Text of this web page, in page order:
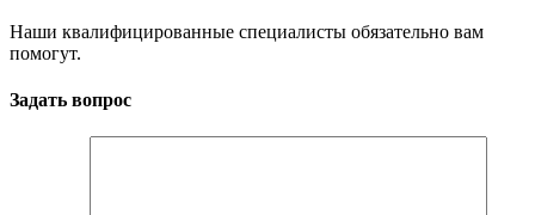
Наши квалифицированные специалисты обязательно вам
помогут.
Задать вопрос